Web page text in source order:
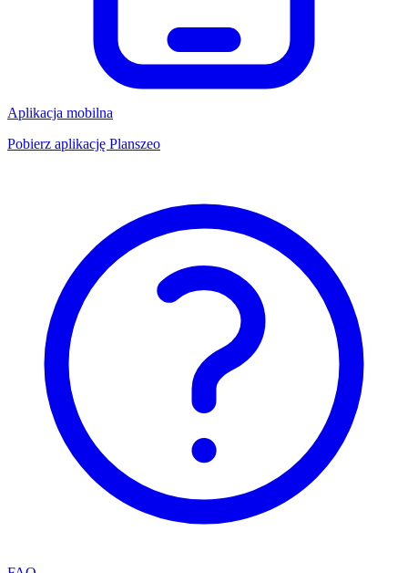
Aplikacja mobilna
Pobierz aplikację Planszeo